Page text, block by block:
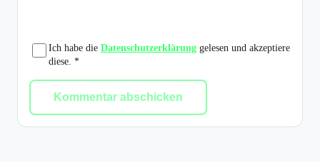
Ich habe die Datenschutzerklärung gelesen und akzeptiere
diese. *
Kommentar abschicken